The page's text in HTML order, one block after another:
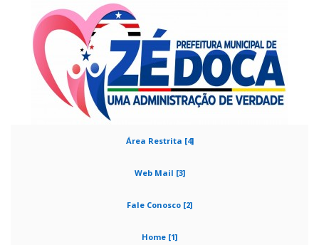
Área Restrita [4]
Web Mail [3]
Fale Conosco [2]
Home [1]